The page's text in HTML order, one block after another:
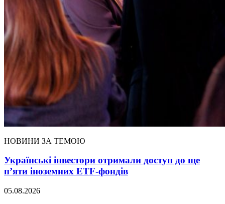
НОВИНИ ЗА ТЕМОЮ
Українські інвестори отримали доступ до ще
п’яти іноземних ETF-фондів
05.08.2026